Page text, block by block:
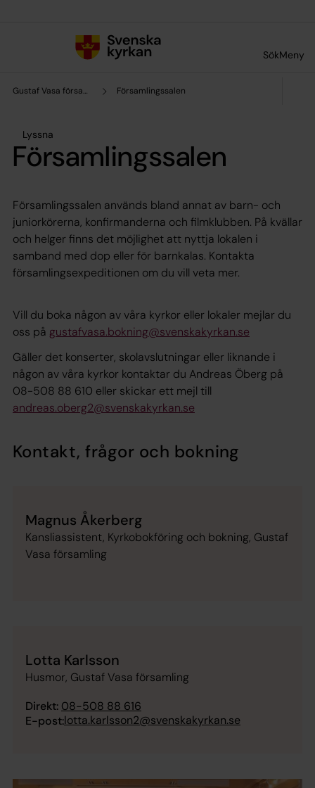
SökMeny
Gustaf Vasa församling Församlingssalen
Lyssna
Församlingssalen
Församlingssalen används bland annat av barn- och
juniorkörerna, konfirmanderna och filmklubben. På kvällar
och helger finns det möjlighet att nyttja lokalen i
samband med dop eller för barnkalas. Kontakta
församlingsexpeditionen om du vill veta mer.
Vill du boka någon av våra kyrkor eller lokaler mejlar du
oss på gustafvasa.bokning@svenskakyrkan.se
Gäller det konserter, skolavslutningar eller liknande i
någon av våra kyrkor kontaktar du Andreas Öberg på
08-508 88 610 eller skickar ett mejl till
andreas.oberg2@svenskakyrkan.se
Kontakt, frågor och bokning
Magnus Åkerberg
Kansliassistent, Kyrkobokföring och bokning, Gustaf
Vasa församling
Lotta Karlsson
Husmor, Gustaf Vasa församling
Direkt: 08-508 88 616
E-post:lotta.karlsson2@svenskakyrkan.se